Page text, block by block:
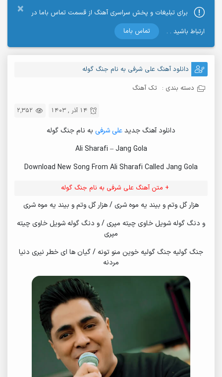
×
برای تبلیغات و پخش سراسری آهنگ از قسمت تماس باما در
ارتباط باشید . .
تماس باما
دانلود آهنگ علی شرفی به نام جنگ گوله
دسته بندی : تک آهنگ
2,352 14 آذر , 1403
دانلود آهنگ جدیدعلی شرفی به نام جنگ گوله
Ali Sharafi – Jang Gola
Download New Song From Ali Sharafi Called Jang Gola
+ متن آهنگ علی شرفی به نام جنگ گوله
هزار گل وتم و بیند یه موه شری / هزار گل وتم و بیند یه موه شری
و دنگ گوله شویل خاوی چیته مپری / و دنگ گوله شویل خاوی چیته
مپری
جنگ گولیه جنگ گولیه خوین منو تونه / گیان ها ای خطر نیری دنیا
مردنه